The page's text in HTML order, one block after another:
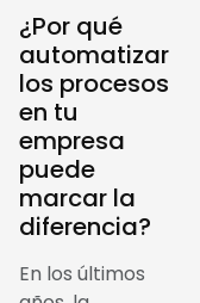
¿Por qué
automatizar
los procesos
en tu
empresa
puede
marcar la
diferencia?
En los últimos